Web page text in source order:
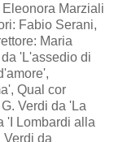
Marziali
Fabio Serani,
Maria
'L'assedio di
Qual cor
Verdi da 'La
'I Lombardi alla
Verdi da